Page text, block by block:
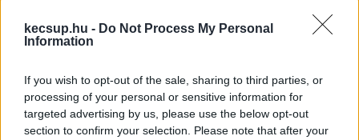
kecsup.hu - Do Not Process My Personal
Information
If you wish to opt-out of the sale, sharing to third parties, or
processing of your personal or sensitive information for
targeted advertising by us, please use the below opt-out
section to confirm your selection. Please note that after your
Kollégium Alapítvány 2022-ben létrehozott Roma
munkáját ismerte el, és abban az évben a zsűri
díját Somogyi Tímea Anna kapta meg.